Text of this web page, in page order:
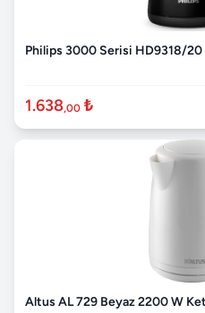
Philips 3000 Serisi HD9318/
1.638,00 ₺
Altus AL 729 Beyaz 2200 W